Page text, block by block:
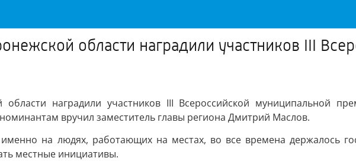
области наградили участников III
наградили участников III Всероссийской муниципальной
вручил заместитель главы региона Дмитрий Маслов.
на людях, работающих на местах, во все времена держалось
местные инициативы.